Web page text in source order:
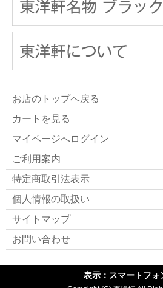
お店のトップへ戻る
カートを見る
マイページへログイン
ご利用案内
特定商取引法表示
個人情報の取扱い
サイトマップ
お問い合わせ
表示：スマートフォ